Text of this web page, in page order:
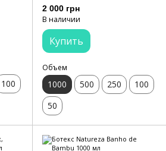
100
2 000 грн
В наличии
Купить
Объем
1000 500 250
100
50